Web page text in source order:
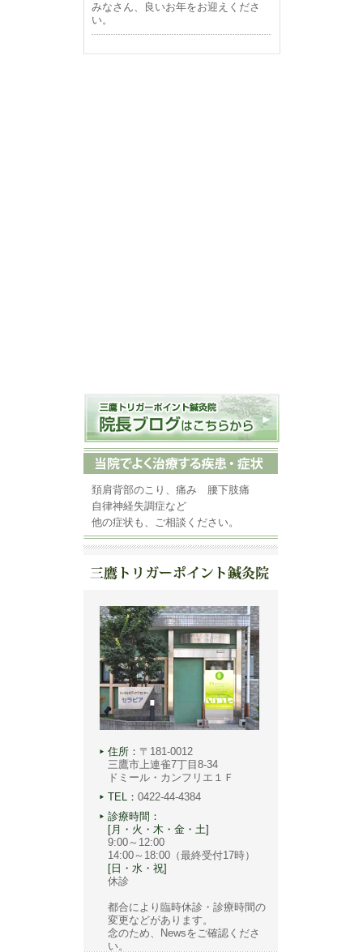
みなさん、良いお年をお迎えくださ
い。
頚肩背部のこり、痛み 腰下肢痛
自律神経失調症など
他の症状も、ご相談ください。
住所： 〒181-0012
三鷹市上連雀7丁目8-34
ドミール・カンフリエ１Ｆ
TEL： 0422-44-4384
診療時間：
[月・火・木・金・土]
9:00～12:00
14:00～18:00（最終受付17時）
[日・水・祝]
休診
都合により臨時休診・診療時間の
変更などがあります。
念のため、Newsをご確認くださ
い。